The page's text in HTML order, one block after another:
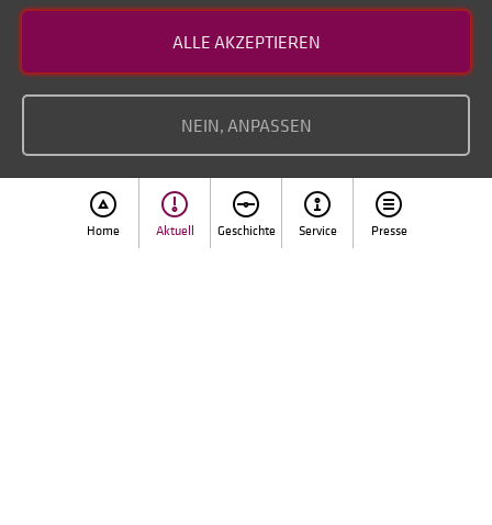
Home Aktuell Geschichte Service Presse
Impressum
ALLE AKZEPTIEREN
NEIN, ANPASSEN